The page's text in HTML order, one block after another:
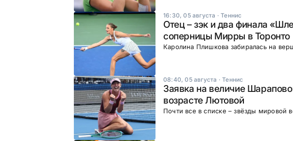
16:30, 05 августа ·Теннис
Отец – зэк и два финала
соперницы Мирры в Торонто
Каролина Плишкова забиралась на
08:40, 05 августа ·Теннис
Заявка на величие
возрасте Лютовой
Почти все в списке – звёзды мировой